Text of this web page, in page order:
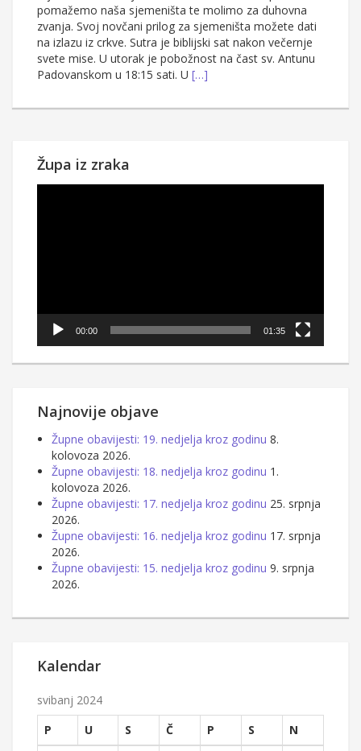
pomažemo naša sjemeništa te molimo za duhovna
zvanja. Svoj novčani prilog za sjemeništa možete dati
na izlazu iz crkve. Sutra je biblijski sat nakon večernje
svete mise. U utorak je pobožnost na čast sv. Antunu
Padovanskom u 18:15 sati. U […]
Župa iz zraka
00:00 01:35
Najnovije objave
Župne obavijesti: 19. nedjelja kroz godinu 8.
kolovoza 2026.
Župne obavijesti: 18. nedjelja kroz godinu 1.
kolovoza 2026.
Župne obavijesti: 17. nedjelja kroz godinu 25. srpnja
2026.
Župne obavijesti: 16. nedjelja kroz godinu 17. srpnja
2026.
Župne obavijesti: 15. nedjelja kroz godinu 9. srpnja
2026.
Kalendar
svibanj 2024
P
U S Č P S
N